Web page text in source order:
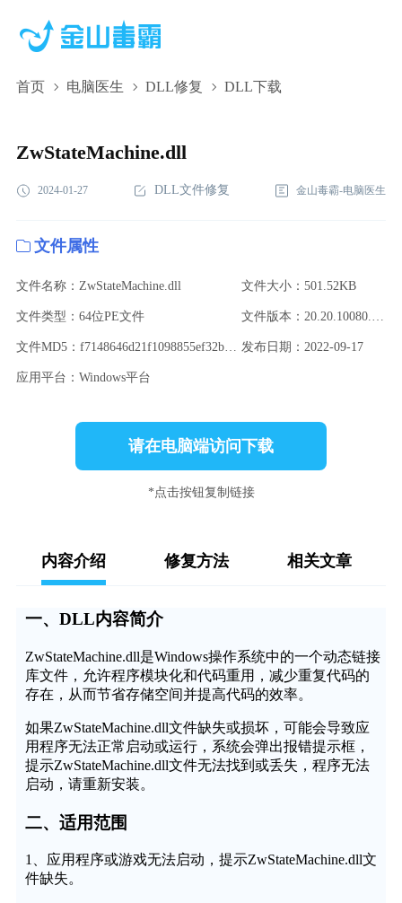
首页 电脑医生 DLL修复 DLL下载
ZwStateMachine.dll,ZwStateMachine.dll下载,ZwStateMachine.dll
ZwStateMachine.dll
2024-01-27 DLL文件修复 金山毒霸-电脑医生
文件属性
文件名称：ZwStateMachine.dll 文件大小：501.52KB
文件类型：64位PE文件 文件版本：20.20.10080.53615
文件MD5：f7148646d21f1098855ef32b474bf2eb 发布日期：2022-09-17
应用平台：Windows平台
请在电脑端访问下载
*点击按钮复制链接
内容介绍 修复方法 相关文章
一、DLL内容简介
ZwStateMachine.dll是Windows操作系统中的一个动态链接
库文件，允许程序模块化和代码重用，减少重复代码的
存在，从而节省存储空间并提高代码的效率。
如果ZwStateMachine.dll文件缺失或损坏，可能会导致应
用程序无法正常启动或运行，系统会弹出报错提示框，
提示ZwStateMachine.dll文件无法找到或丢失，程序无法
启动，请重新安装。
二、适用范围
1、应用程序或游戏无法启动，提示ZwStateMachine.dll文
件缺失。